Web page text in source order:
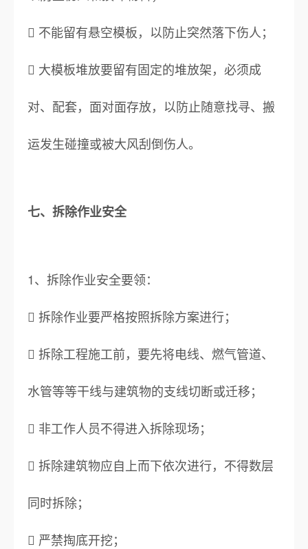
 不能留有悬空模板，以防止突然落下伤人；
 大模板堆放要留有固定的堆放架，必须成
对、配套，面对面存放，以防止随意找寻、搬
运发生碰撞或被大风刮倒伤人。
七、拆除作业安全
1、拆除作业安全要领：
 拆除作业要严格按照拆除方案进行；
 拆除工程施工前，要先将电线、燃气管道、
水管等等干线与建筑物的支线切断或迁移；
 非工作人员不得进入拆除现场；
 拆除建筑物应自上而下依次进行，不得数层
同时拆除；
 严禁掏底开挖；